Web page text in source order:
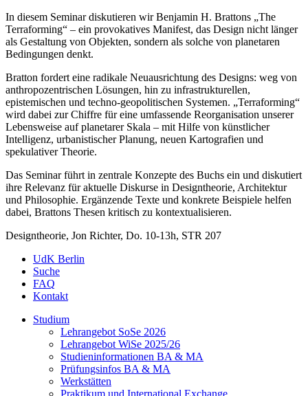
In diesem Seminar diskutieren wir Benjamin H. Brattons „The
Terraforming“ – ein provokatives Manifest, das Design nicht länger
als Gestaltung von Objekten, sondern als solche von planetaren
Bedingungen denkt.
Bratton fordert eine radikale Neuausrichtung des Designs: weg von
anthropozentrischen Lösungen, hin zu infrastrukturellen,
epistemischen und techno-geopolitischen Systemen. „Terraforming“
wird dabei zur Chiffre für eine umfassende Reorganisation unserer
Lebensweise auf planetarer Skala – mit Hilfe von künstlicher
Intelligenz, urbanistischer Planung, neuen Kartografien und
spekulativer Theorie.
Das Seminar führt in zentrale Konzepte des Buchs ein und diskutiert
ihre Relevanz für aktuelle Diskurse in Designtheorie, Architektur
und Philosophie. Ergänzende Texte und konkrete Beispiele helfen
dabei, Brattons Thesen kritisch zu kontextualisieren.
Designtheorie, Jon Richter, Do. 10-13h, STR 207
UdK Berlin
Suche
FAQ
Kontakt
Studium
Lehrangebot SoSe 2026
Lehrangebot WiSe 2025/26
Studieninformationen ­BA & MA
Prüfungsinfos BA & MA
Werkstätten
Praktikum und International Exchange